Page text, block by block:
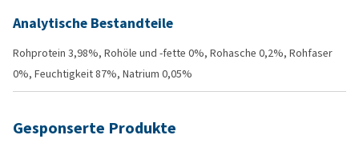
Analytische Bestandteile
Rohprotein 3,98%, Rohöle und -fette 0%, Rohasche 0,2%, Rohfaser
0%, Feuchtigkeit 87%, Natrium 0,05%
Gesponserte Produkte